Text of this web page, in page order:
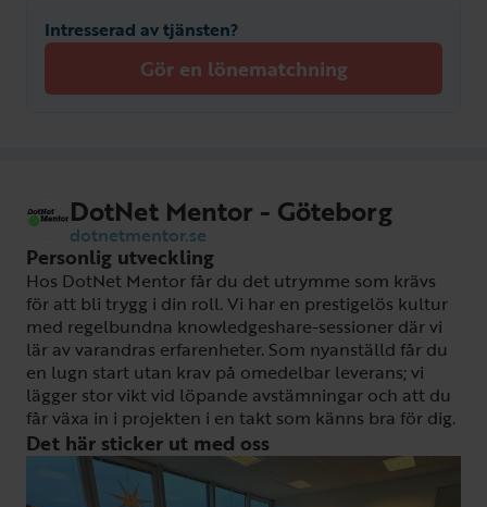
Intresserad av tjänsten?
Gör en lönematchning
DotNet Mentor - Göteborg
dotnetmentor.se
Personlig utveckling
Hos DotNet Mentor får du det utrymme som krävs
för att bli trygg i din roll. Vi har en prestigelös kultur
med regelbundna knowledgeshare-sessioner där vi
lär av varandras erfarenheter. Som nyanställd får du
en lugn start utan krav på omedelbar leverans; vi
lägger stor vikt vid löpande avstämningar och att du
får växa in i projekten i en takt som känns bra för dig.
Det här sticker ut med oss